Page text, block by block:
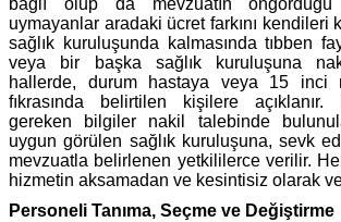
bağlı olup da mevzuatın
uymayanlar aradaki ücret farkını kendileri
sağlık kuruluşunda kalmasında tıbben
veya bir başka sağlık kuruluşuna
hallerde, durum hastaya veya 15 inci
fıkrasında belirtilen kişilere
gereken bilgiler nakil talebinde
uygun görülen sağlık kuruluşuna, sevk
mevzuatla belirlenen yetkililerce verilir.
hizmetin aksamadan ve kesintisiz olarak
Personeli Tanıma, Seçme ve Değiştirme